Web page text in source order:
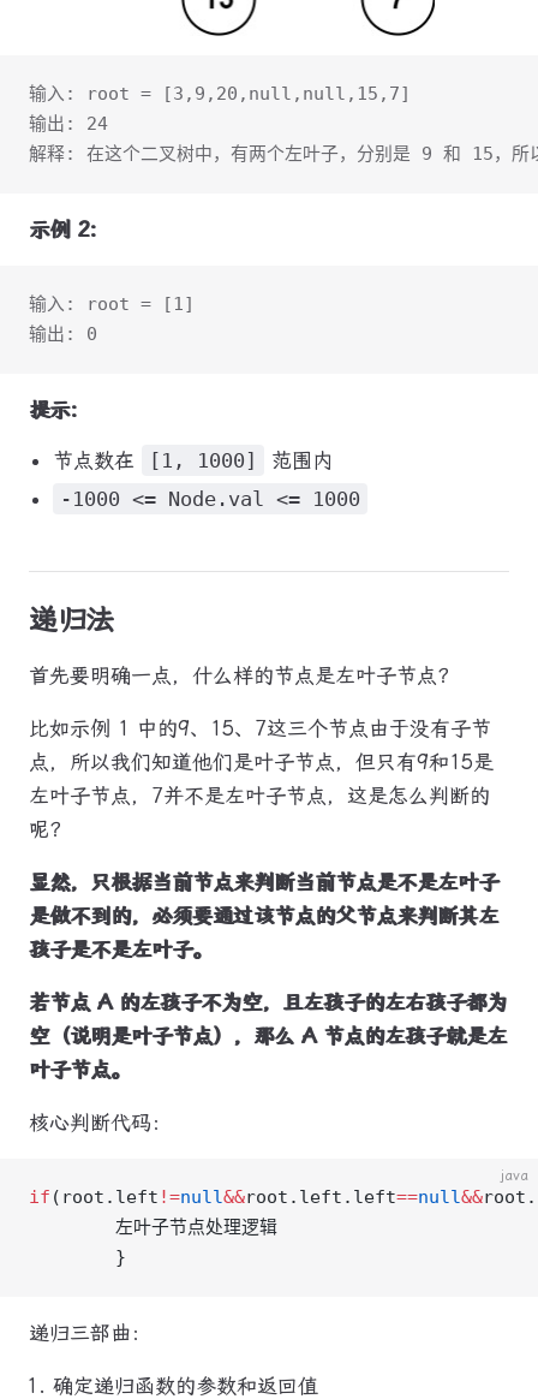
输入: root = [3,9,20,null,null,15,7]
输出: 24
解释: 在这个二叉树中，有两个左叶子，分别是 9 和 15，所
示例 2:
输入: root = [1]
输出: 0
提示:
节点数在 [1, 1000]
范围内
-1000 <= Node.val <= 1000
递归法
首先要明确一点，什么样的节点是左叶子节点？
比如示例 1 中的9、15、7这三个节点由于没有子节
点，所以我们知道他们是叶子节点，但只有9和15是
左叶子节点，7并不是左叶子节点，这是怎么判断的
呢？
显然，只根据当前节点来判断当前节点是不是左叶子
是做不到的，必须要通过该节点的父节点来判断其左
孩子是不是左叶子。
若节点 A 的左孩子不为空，且左孩子的左右孩子都为
空（说明是叶子节点），那么 A 节点的左孩子就是左
叶子节点。
核心判断代码：
java
if (root.left !=null&&root.left.left==null&&
        左叶子节点处理逻辑
        }
递归三部曲：
确定递归函数的参数和返回值